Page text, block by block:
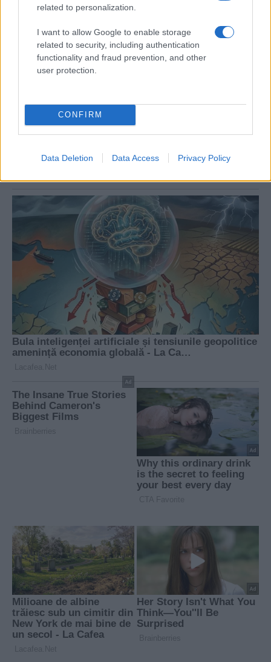
related to personalization.
I want to allow Google to enable storage
related to security, including authentication
functionality and fraud prevention, and other
user protection.
CONFIRM
Data Deletion Data Access Privacy Policy